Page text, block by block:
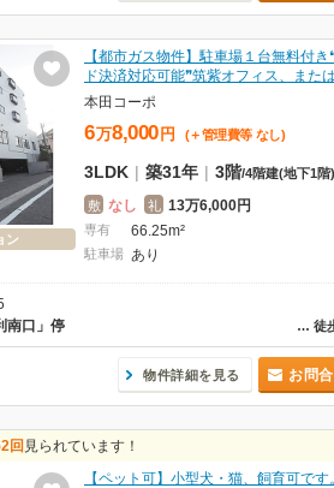
ン
【都市ガス物件】駐車場１台無料付き
ド決済対応可能❞筑紫オフィス、また
本田コーポ
6万8,000 円 (＋管理費等 なし)
3LDK | 築31年 | 3階/4階建(地下1階)
敷 なし 礼 13万6,000円
専有 66.25m²
駐車場 あり
… 徒
南口」停
物件詳細を見る お問
回 見られています！
【ペット可】小型犬・猫、飼育可です